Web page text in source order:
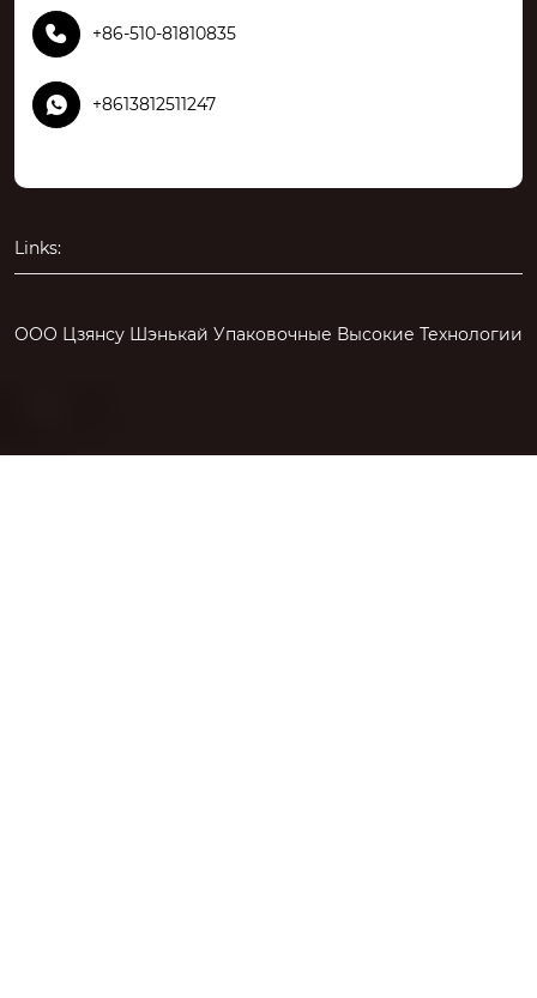
 +86-510-81810835
 +8613812511247
Links:
ООО Цзянсу Шэнькай Упаковочные Высокие Технологии